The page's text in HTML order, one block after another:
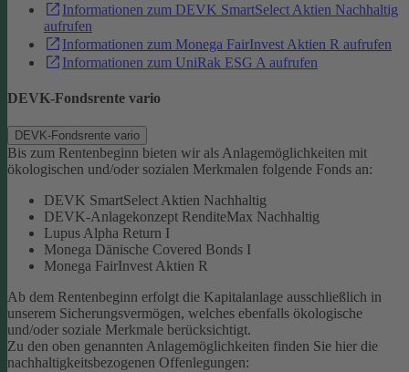
Informationen zum DEVK SmartSelect Aktien Nachhaltig
aufrufen
Informationen zum Monega FairInvest Aktien R aufrufen
Informationen zum UniRak ESG A aufrufen
DEVK-Fondsrente vario
DEVK-Fondsrente vario
Bis zum Rentenbeginn bieten wir als Anlagemöglichkeiten mit
ökologischen und/oder sozialen Merkmalen folgende Fonds an:
DEVK SmartSelect Aktien Nachhaltig
DEVK-Anlagekonzept RenditeMax Nachhaltig
Lupus Alpha Return I
Monega Dänische Covered Bonds I
Monega FairInvest Aktien R
Ab dem Rentenbeginn erfolgt die Kapitalanlage ausschließlich in
unserem Sicherungsvermögen, welches ebenfalls ökologische
und/oder soziale Merkmale berücksichtigt.
Zu den oben genannten Anlagemöglichkeiten finden Sie hier die
nachhaltigkeitsbezogenen Offenlegungen: